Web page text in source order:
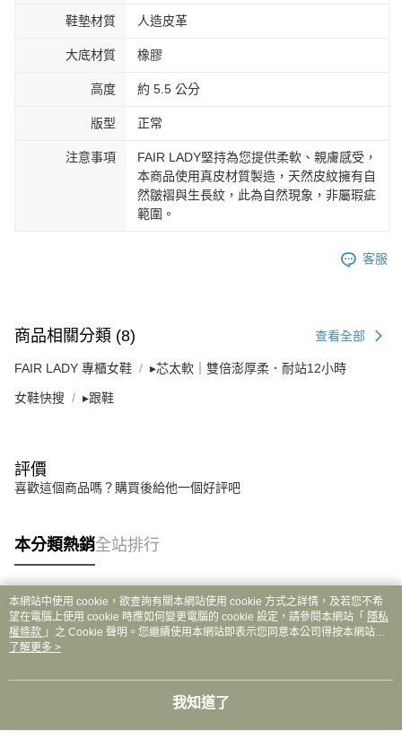
鞋墊材質 人造皮革
大底材質 橡膠
高度 約 5.5 公分
版型 正常
注意事項
FAIR LADY堅持為您提供柔軟、親膚感受，
本商品使用真皮材質製造，天然皮紋擁有自
然皺褶與生長紋，此為自然現象，非屬瑕疵
範圍。
客服
商品相關分類 (8) 查看全部
FAIR LADY 專櫃女鞋 ▸芯太軟｜雙倍澎厚柔．耐站12小時
女鞋快搜 ▸跟鞋
評價
喜歡這個商品嗎？購買後給他一個好評吧
本分類熱銷全站排行
熱門標籤
本網站中使用 cookie，欲查詢有關本網站使用 cookie 方式之詳情，及若您不希
望在電腦上使用 cookie 時應如何變更電腦的 cookie 設定，請參閱本網站「 隱私
權條款 」之 Cookie 聲明。您繼續使用本網站即表示您同意本公司得按本網站使
用條款之 Cookie 聲明使用 cookie。
了解更多 >
我知道了